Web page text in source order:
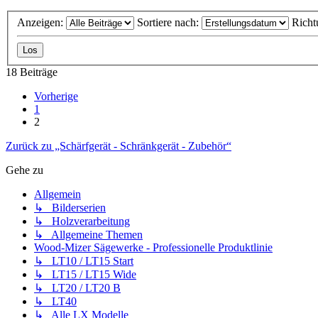
Anzeigen: Sortiere nach:
18 Beiträge
Vorherige
1
2
Zurück zu „Schärfgerät - Schränkgerät - Zubehör“
Gehe zu
Allgemein
↳ Bilderserien
↳ Holzverarbeitung
↳ Allgemeine Themen
Wood-Mizer Sägewerke - Professionelle Produktlinie
↳ LT10 / LT15 Start
↳ LT15 / LT15 Wide
↳ LT20 / LT20 B
↳ LT40
↳ Alle LX Modelle